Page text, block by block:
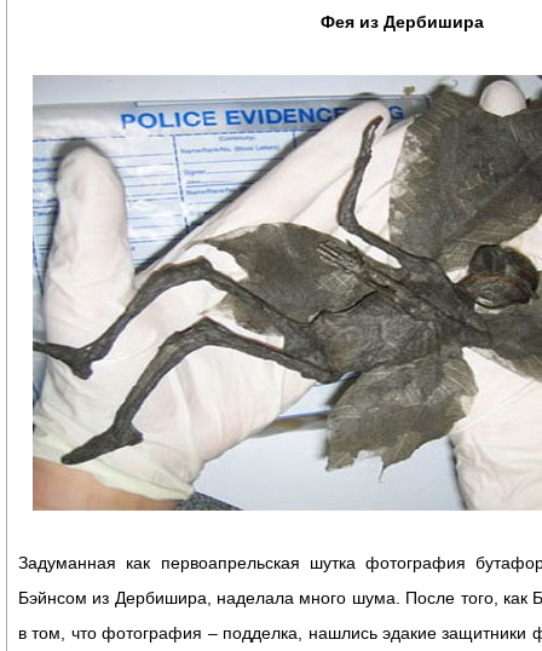
Фея из Дербишира
Задуманная как первоапрельская шутка фотография
Бэйнсом из Дербишира, наделала много шума. После того, как
в том, что фотография – подделка, нашлись эдакие защитники